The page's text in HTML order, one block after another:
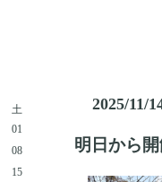
土
01
08
15
明日から
2025/11/